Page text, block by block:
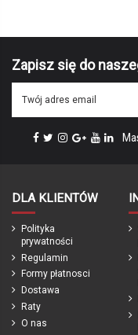
PUKY
Zapisz się do
DLA KLIENTÓW
Polityka
prywatności
Regulamin
Formy płatnosci
Dostawa
Raty
O nas